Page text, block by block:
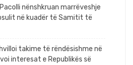
nënshkruan marrëveshje
në kuadër të Samitit të
takime të rëndësishme në
interesat e Republikës së